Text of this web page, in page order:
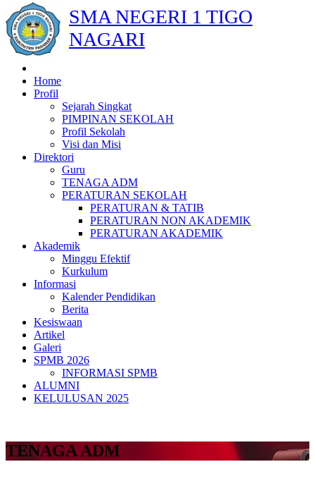
SMA NEGERI 1 TIGO
NAGARI
Home
Profil
Sejarah Singkat
PIMPINAN SEKOLAH
Profil Sekolah
Visi dan Misi
Direktori
Guru
TENAGA ADM
PERATURAN SEKOLAH
PERATURAN & TATIB
PERATURAN NON AKADEMIK
PERATURAN AKADEMIK
Akademik
Minggu Efektif
Kurkulum
Informasi
Kalender Pendidikan
Berita
Kesiswaan
Artikel
Galeri
SPMB 2026
INFORMASI SPMB
ALUMNI
KELULUSAN 2025
TENAGA ADM